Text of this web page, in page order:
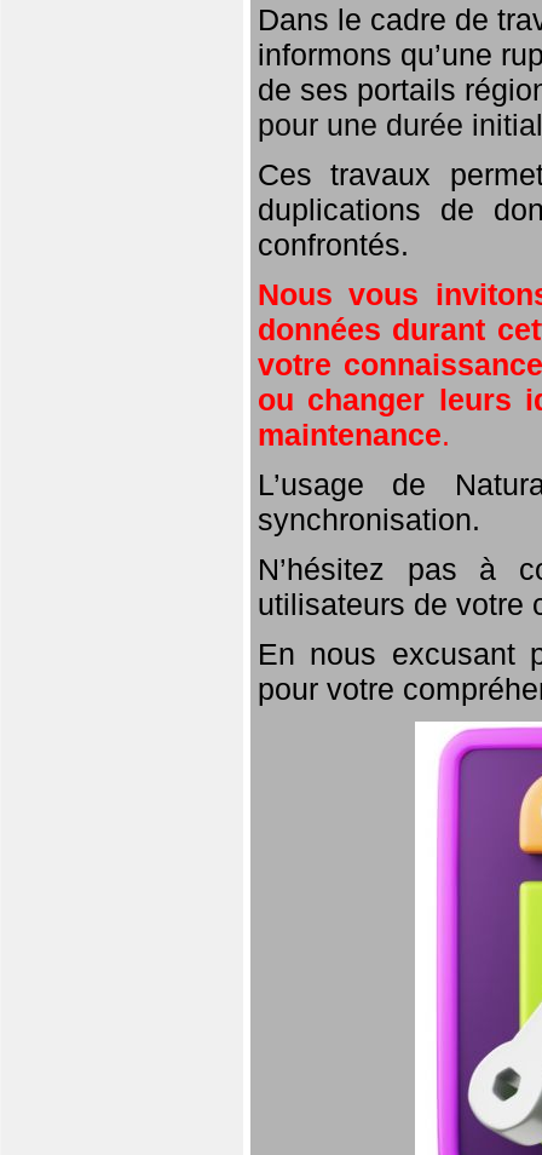
Dans le cadre de
informons qu’une
de ses portails
pour une durée
Ces travaux
duplications de
confrontés.
Nous vous
données durant
votre
ou changer leurs
maintenance.
L’usage de
synchronisation.
N’hésitez pas à
utilisateurs de votre
En nous excusant
pour votre